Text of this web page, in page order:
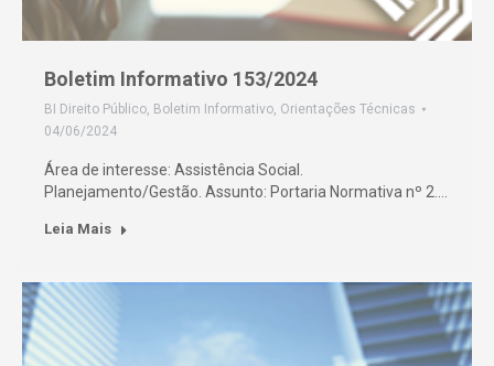
Boletim Informativo 153/2024
BI Direito Público, Boletim Informativo, Orientações Técnicas
04/06/2024
Área de interesse: Assistência Social.
Planejamento/Gestão. Assunto: Portaria Normativa nº 2.…
Leia Mais